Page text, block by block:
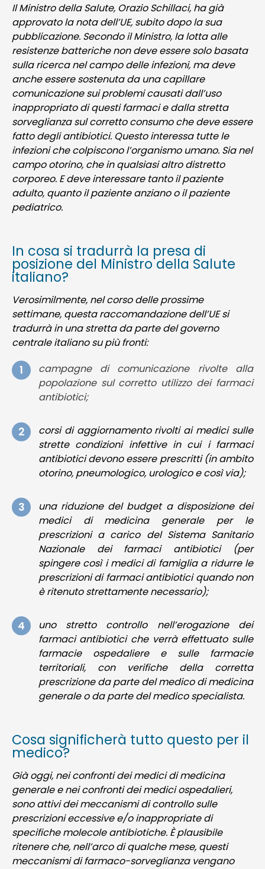
Il Ministro della Salute, Orazio Schillaci, ha già
approvato la nota dell’UE, subito dopo la sua
pubblicazione. Secondo il Ministro, la lotta alle
resistenze batteriche non deve essere solo basata
sulla ricerca nel campo delle infezioni, ma deve
anche essere sostenuta da una capillare
comunicazione sui problemi causati dall’uso
inappropriato di questi farmaci e dalla stretta
sorveglianza sul corretto consumo che deve essere
fatto degli antibiotici. Questo interessa tutte le
infezioni che colpiscono l’organismo umano. Sia nel
campo otorino, che in qualsiasi altro distretto
corporeo. E deve interessare tanto il paziente
adulto, quanto il paziente anziano o il paziente
pediatrico.
In cosa si tradurrà la presa di
posizione del Ministro della Salute
italiano?
Verosimilmente, nel corso delle prossime
settimane, questa raccomandazione dell’UE si
tradurrà in una stretta da parte del governo
centrale italiano su più fronti:
campagne di comunicazione rivolte alla
popolazione sul corretto utilizzo dei farmaci
antibiotici;
corsi di aggiornamento rivolti ai medici sulle
strette condizioni infettive in cui i farmaci
antibiotici devono essere prescritti (in ambito
otorino, pneumologico, urologico e così via);
una riduzione del budget a disposizione dei
medici di medicina generale per le
prescrizioni a carico del Sistema Sanitario
Nazionale dei farmaci antibiotici (per
spingere così i medici di famiglia a ridurre le
prescrizioni di farmaci antibiotici quando non
è ritenuto strettamente necessario);
uno stretto controllo nell’erogazione dei
farmaci antibiotici che verrà effettuato sulle
farmacie ospedaliere e sulle farmacie
territoriali, con verifiche della corretta
prescrizione da parte del medico di medicina
generale o da parte del medico specialista.
Cosa significherà tutto questo per il
medico?
Già oggi, nei confronti dei medici di medicina
generale e nei confronti dei medici ospedalieri,
sono attivi dei meccanismi di controllo sulle
prescrizioni eccessive e/o inappropriate di
specifiche molecole antibiotiche. È plausibile
ritenere che, nell’arco di qualche mese, questi
meccanismi di farmaco-sorveglianza vengano